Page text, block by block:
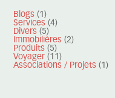
Blogs (1)
Services (4)
Divers (5)
Immobilières (2)
Produits (5)
Voyager (11)
Associations / Projets (1)